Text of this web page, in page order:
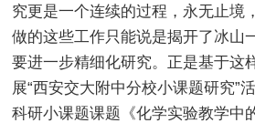
究更是一个连续的过程，永无止境
做的这些工作只能说是揭开了冰山
要进一步精细化研究。正是基于这
展“西安交大附中分校小课题研究”
科研小课题课题《化学实验教学中